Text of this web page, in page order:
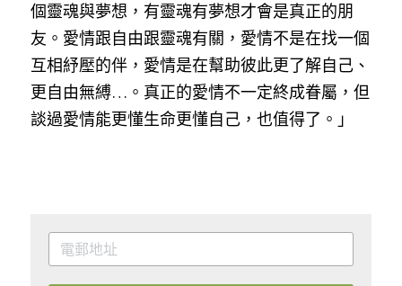
個靈魂與夢想，有靈魂有夢想才會是真正的朋
友。愛情跟自由跟靈魂有關，愛情不是在找一個
互相紓壓的伴，愛情是在幫助彼此更了解自己、
更自由無縛…。真正的愛情不一定終成眷屬，但
談過愛情能更懂生命更懂自己，也值得了。」